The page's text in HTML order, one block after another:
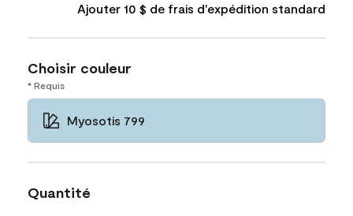
Ajouter 10 $ de frais d'expédition standard
Choisir couleur
* Requis
Myosotis 799
Quantité